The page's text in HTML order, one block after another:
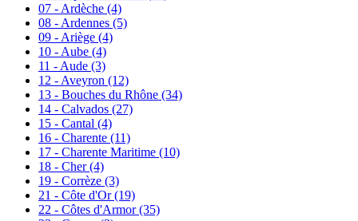
07 - Ardèche (4)
08 - Ardennes (5)
09 - Ariège (4)
10 - Aube (4)
11 - Aude (3)
12 - Aveyron (12)
13 - Bouches du Rhône (34)
14 - Calvados (27)
15 - Cantal (4)
16 - Charente (11)
17 - Charente Maritime (10)
18 - Cher(4)
19 - Corrèze (3)
21 - Côte d'Or(19)
22 - Côtes d'Armor(35)